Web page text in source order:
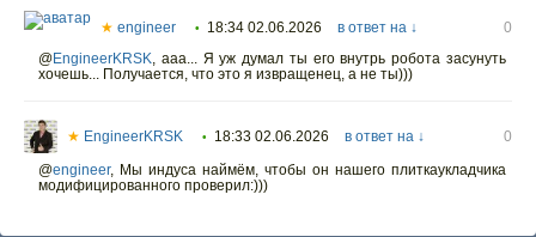
★ engineer • 18:34 02.06.2026 в ответ на ↓
0
@EngineerKRSK
ааа... Я уж думал ты его внутрь робота засунуть
хочешь... Получается, что это я извращенец, а не ты)))
★ EngineerKRSK • 18:33 02.06.2026 в ответ на ↓
0
@engineer, Мы индуса наймём, чтобы он нашего плиткаукладчика
модифицированного проверил:)))